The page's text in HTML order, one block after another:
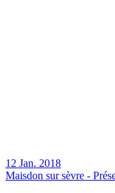
12 Jan. 2018
Maisdon sur sèvre -